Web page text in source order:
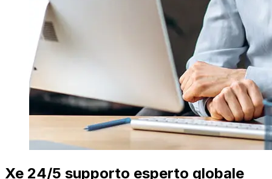
Xe 24/5 supporto esperto globale